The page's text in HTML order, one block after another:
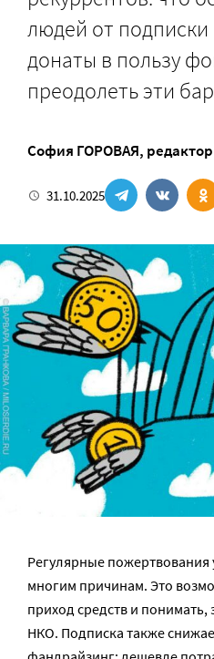
людей от
донаты в пользу
преодолеть эти
София ГОРОВАЯ, редактор
31.10.2025
Регулярные
многим причинам. Это
приход средств и
НКО. Подписка также